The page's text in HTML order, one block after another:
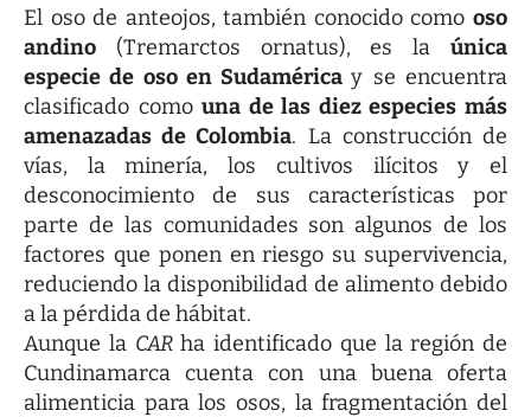
El oso de anteojos, también conocido como oso
andino (Tremarctos ornatus), es la única
especie de oso en Sudaméricay se encuentra
clasificado comouna de las diez especies más
amenazadas de Colombia. La construcción de
vías, la minería, los cultivos ilícitos y el
desconocimiento de sus características por
parte de las comunidades son algunos de los
factores que ponen en riesgo su supervivencia,
reduciendo la disponibilidad de alimento debido
a la pérdida de hábitat.
Aunque la CARha identificado que la región de
Cundinamarca cuenta con una buena oferta
alimenticia para los osos, la fragmentación del